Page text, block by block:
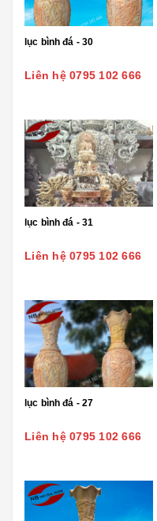
lục bình đá - 30
Liên hệ 0795 102 666
lục bình đá - 31
Liên hệ 0795 102 666
lục bình đá - 27
Liên hệ 0795 102 666